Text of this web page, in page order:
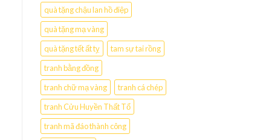
quà tặng chậu lan hồ điệp
quà tặng mạ vàng
quà tặng tết ất tỵ
tam sự tai rồng
tranh bằng đồng
tranh chữ mạ vàng
tranh cá chép
tranh Cửu Huyền Thất Tổ
tranh mã đáo thành công